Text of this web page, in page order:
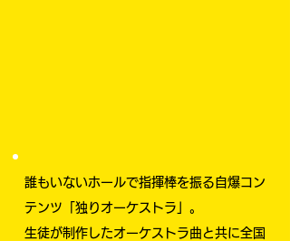
誰もいないホールで指揮棒を振る自爆コン
テンツ「独りオーケストラ」。
生徒が制作したオーケストラ曲と共に全国